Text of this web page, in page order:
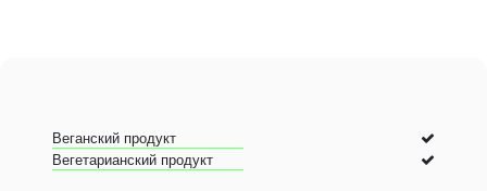
Веганский продукт
Вегетарианский продукт